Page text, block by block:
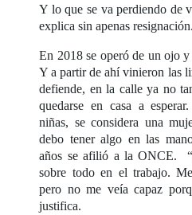
Y lo que se va perdiendo de
explica sin apenas resignación.
En 2018 se operó de un ojo
Y a partir de ahí vinieron las
defiende, en la calle ya no
quedarse en casa a
niñas, se considera una
debo tener algo en las
años se afilió a la ONCE.
sobre todo en el trabajo.
pero no me veía capaz
justifica.